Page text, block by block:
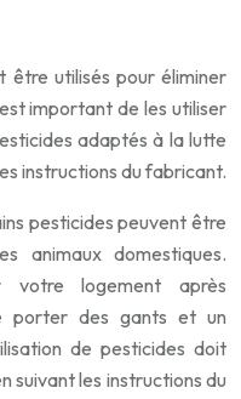
être utilisés pour éliminer
important de les utiliser
adaptés à la lutte
instructions du fabricant.
pesticides peuvent être
animaux domestiques.
votre logement après
porter des gants et un
de pesticides doit
suivant les instructions du